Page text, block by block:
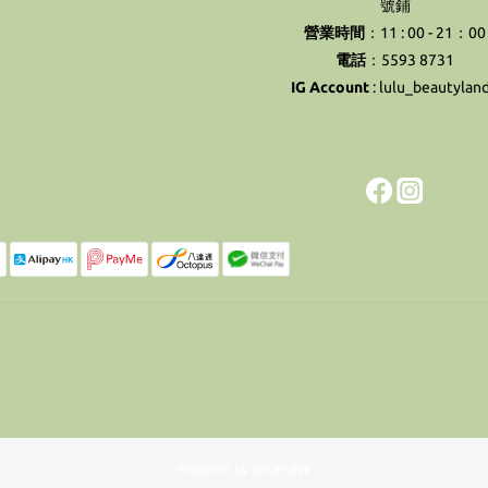
號鋪
營業時間 ：11 : 00 - 21：00
電話：5593 8731
IG Account :